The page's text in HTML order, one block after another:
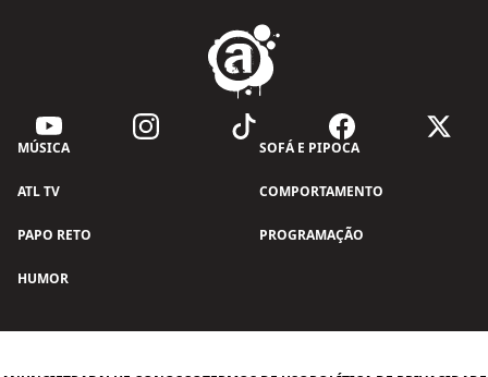
MÚSICA SOFÁ E PIPOCA
ATL TV COMPORTAMENTO
PAPO RETO PROGRAMAÇÃO
HUMOR